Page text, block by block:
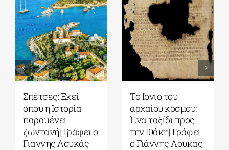
Σπέτσες: Εκεί
όπου η Ιστορία
παραμένει
ζωντανή| Γράφει ο
Γιάννης Λουκάς
Το Ιόνιο του
αρχαίου κόσμου:
Ένα ταξίδι προς
την Ιθάκη| Γράφει
ο Γιάννης Λουκάς